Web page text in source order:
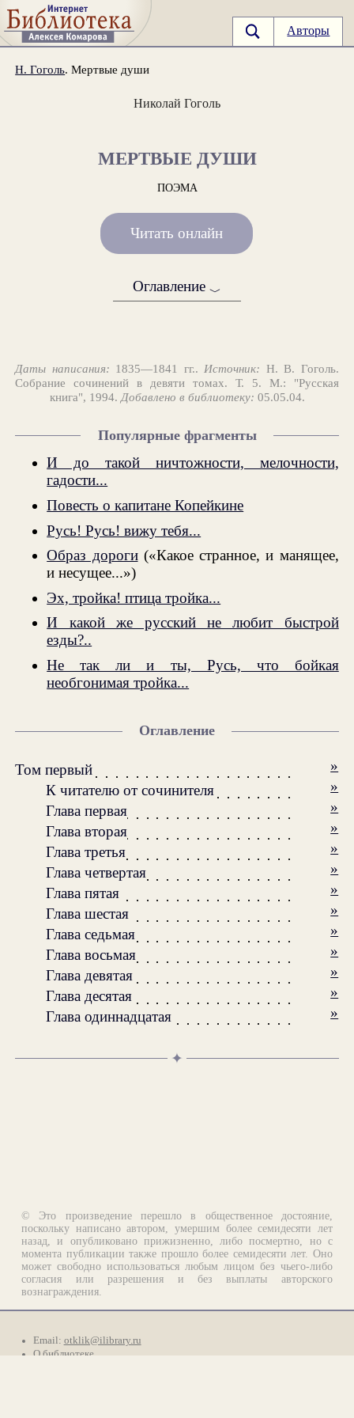
Авторы
Н. Гоголь. Мертвые души
Николай Гоголь
МЕРТВЫЕ ДУШИ
ПОЭМА
Читать онлайн
Оглавление ﹀
Даты написания: 1835—1841 гг.. Источник: Н. В. Гоголь.
Собрание сочинений в девяти томах. Т. 5. М.: "Русская
книга", 1994. Добавлено в библиотеку: 05.05.04.
Популярные фрагменты
И до такой ничтожности, мелочности,
гадости...
Повесть о капитане Копейкине
Русь! Русь! вижу тебя...
Образ дороги(«Какое странное, и манящее,
и несущее...»)
Эх, тройка! птица тройка...
И какой же русский не любит быстрой
езды?..
Не так ли и ты, Русь, что бойкая
необгонимая тройка...
Оглавление
Том первый
»
К читателю от сочинителя
»
Глава первая
»
Глава вторая
»
Глава третья
»
Глава четвертая
»
Глава пятая
»
Глава шестая
»
Глава седьмая
»
Глава восьмая
»
Глава девятая
»
Глава десятая
»
Глава одиннадцатая
»
✦
© Это произведение перешло в общественное достояние,
поскольку написано автором, умершим более семидесяти лет
назад, и опубликовано прижизненно, либо посмертно, но с
момента публикации также прошло более семидесяти лет. Оно
может свободно использоваться любым лицом без чьего-либо
согласия или разрешения и без выплаты авторского
вознаграждения.
Email: otklik@ilibrary.ru
О библиотеке